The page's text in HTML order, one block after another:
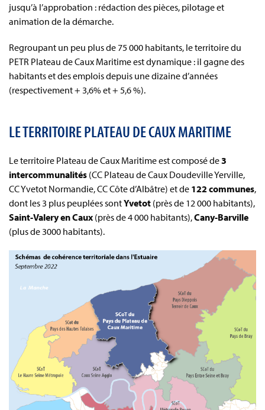
jusqu’à l’approbation : rédaction des pièces, pilotage et
animation de la démarche.
Regroupant un peu plus de 75 000 habitants, le territoire du
PETR Plateau de Caux Maritime est dynamique : il gagne des
habitants et des emplois depuis une dizaine d’années
(respectivement + 3,6% et + 5,6 %).
LE TERRITOIRE PLATEAU DE CAUX MARITIME
Le territoire Plateau de Caux Maritime est composé de3
intercommunalités (CC Plateau de Caux Doudeville Yerville,
CC Yvetot Normandie, CC Côte d’Albâtre) et de 122 communes,
dont les 3 plus peuplées sontYvetot (près de 12 000 habitants),
Saint-Valery en Caux (près de 4 000 habitants),Cany-Barville
(plus de 3000 habitants).